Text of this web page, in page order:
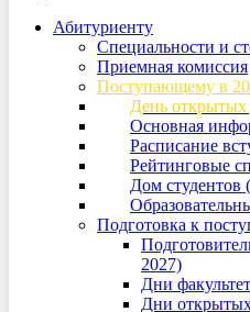
Абитуриенту
Специальности и
Приемная комиссия
Поступающему в
День открытых
Основная
Расписание
Рейтинговые
Дом
Подготовка к
2027)
Дни
Дни